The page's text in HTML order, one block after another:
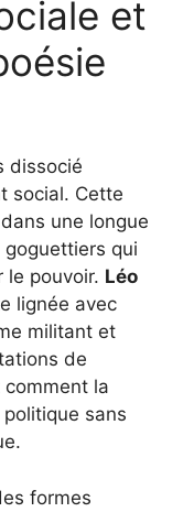
et
dissocié
social. Cette
une longue
qui
le pouvoir. Léo
lignée avec
militant et
de
la
sans
formes